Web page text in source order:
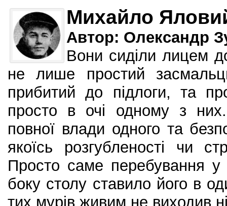
Михайло
Автор: Олександр
Вони сиділи лицем
не лише простий
прибитий до підлоги, та
просто в очі одному з них.
повної влади одного та
якоїсь розгубленості чи
Просто саме перебування у
боку столу ставило його в
тих мурів живим не виходив